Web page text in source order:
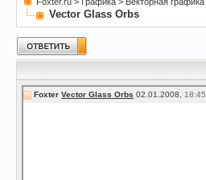
Vector Glass Orbs
Foxter Vector Glass Orbs 02.01.2008, 18:45